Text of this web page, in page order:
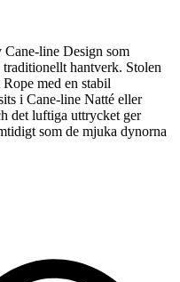
Cane-line Design som
hantverk. Stolen
med en stabil
i Cane-line Natté eller
det luftiga uttrycket ger
som de mjuka dynorna